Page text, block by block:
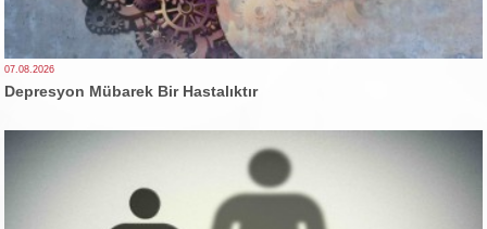
07.08.2026
Depresyon Mübarek Bir Hastalıktır